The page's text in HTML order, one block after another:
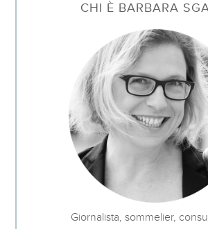
CHI È BARBARA
Giornalista, sommelier,